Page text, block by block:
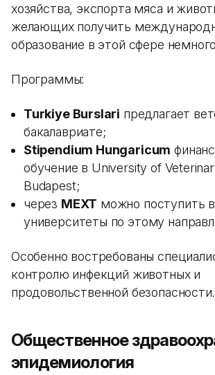
хозяйства, экспорта мяса и
желающих получить
образование в этой сфере
Программы:
Turkiye Burslari предлагает
бакалавриате;
Stipendium Hungaricum
обучение в University of
Budapest;
через MEXT можно поступить
университеты по этому
Особенно востребованы
контролю инфекций животных и
продовольственной безопасности.
Общественное
эпидемиология